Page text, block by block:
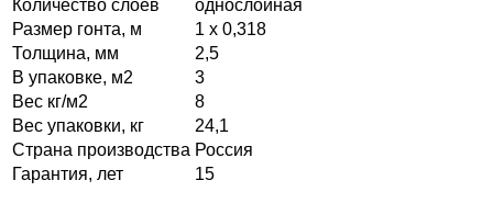
Количество слоев
однослойная
Размер гонта, м
1 x 0,318
Толщина, мм
2,5
В упаковке, м2
3
Вес кг/м2
8
Вес упаковки, кг
24,1
Страна производства Россия
Гарантия, лет
15